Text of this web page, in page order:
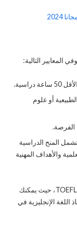
2024
المعايير التالية:
أو علوم
الفرصة.
المنح الدراسية
والأهداف المهنية
لا داعي للقلق بشأن اختبارات اللغة مثل IELTS أو TOEFL، حيث يمكنك
اللغة الإنجليزية في